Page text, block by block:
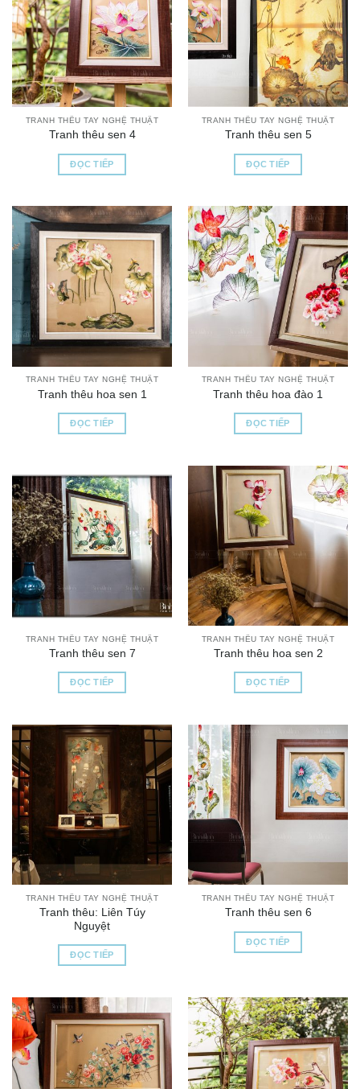
TRANH THÊU TAY NGHỆ THUẬT
Tranh thêu sen 4
ĐỌC TIẾP
TRANH THÊU TAY NGHỆ THUẬT
Tranh thêu sen 5
ĐỌC TIẾP
TRANH THÊU TAY NGHỆ THUẬT
Tranh thêu hoa sen 1
ĐỌC TIẾP
TRANH THÊU TAY NGHỆ THUẬT
Tranh thêu hoa đào 1
ĐỌC TIẾP
TRANH THÊU TAY NGHỆ THUẬT
Tranh thêu sen 7
ĐỌC TIẾP
TRANH THÊU TAY NGHỆ THUẬT
Tranh thêu hoa sen 2
ĐỌC TIẾP
TRANH THÊU TAY NGHỆ THUẬT
Tranh thêu: Liên Túy
Nguyệt
ĐỌC TIẾP
TRANH THÊU TAY NGHỆ THUẬT
Tranh thêu sen 6
ĐỌC TIẾP